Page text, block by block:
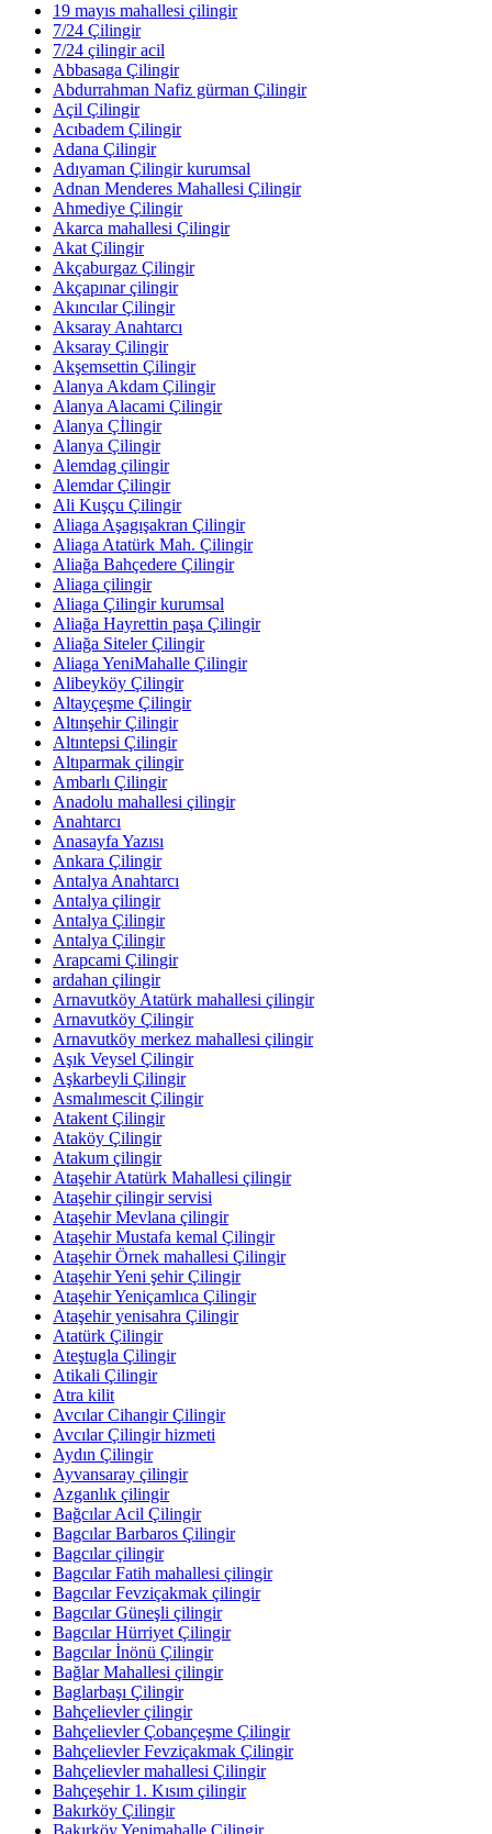
19 mayıs mahallesi çilingir
7/24 Çilingir
7/24 çilingir acil
Abbasaga Çilingir
Abdurrahman Nafiz gürman Çilingir
Açil Çilingir
Acıbadem Çilingir
Adana Çilingir
Adıyaman Çilingir kurumsal
Adnan Menderes Mahallesi Çilingir
Ahmediye Çilingir
Akarca mahallesi Çilingir
Akat Çilingir
Akçaburgaz Çilingir
Akçapınar çilingir
Akıncılar Çilingir
Aksaray Anahtarcı
Aksaray Çilingir
Akşemsettin Çilingir
Alanya Akdam Çilingir
Alanya Alacami Çilingir
Alanya Çİlingir
Alanya Çilingir
Alemdag çilingir
Alemdar Çilingir
Ali Kuşçu Çilingir
Aliaga Aşagışakran Çilingir
Aliaga Atatürk Mah. Çilingir
Aliağa Bahçedere Çilingir
Aliaga çilingir
Aliaga Çilingir kurumsal
Aliağa Hayrettin paşa Çilingir
Aliağa Siteler Çilingir
Aliaga YeniMahalle Çilingir
Alibeyköy Çilingir
Altayçeşme Çilingir
Altınşehir Çilingir
Altıntepsi Çilingir
Altıparmak çilingir
Ambarlı Çilingir
Anadolu mahallesi çilingir
Anahtarcı
Anasayfa Yazısı
Ankara Çilingir
Antalya Anahtarcı
Antalya çilingir
Antalya Çilingir
Antalya Çilingir
Arapcami Çilingir
ardahan çilingir
Arnavutköy Atatürk mahallesi çilingir
Arnavutköy Çilingir
Arnavutköy merkez mahallesi çilingir
Aşık Veysel Çilingir
Aşkarbeyli Çilingir
Asmalımescit Çilingir
Atakent Çilingir
Ataköy Çilingir
Atakum çilingir
Ataşehir Atatürk Mahallesi çilingir
Ataşehir çilingir servisi
Ataşehir Mevlana çilingir
Ataşehir Mustafa kemal Çilingir
Ataşehir Örnek mahallesi Çilingir
Ataşehir Yeni şehir Çilingir
Ataşehir Yeniçamlıca Çilingir
Ataşehir yenisahra Çilingir
Atatürk Çilingir
Ateştugla Çilingir
Atikali Çilingir
Atra kilit
Avcılar Cihangir Çilingir
Avcılar Çilingir hizmeti
Aydın Çilingir
Ayvansaray çilingir
Azganlık çilingir
Bağcılar Acil Çilingir
Bagcılar Barbaros Çilingir
Bagcılar çilingir
Bagcılar Fatih mahallesi çilingir
Bagcılar Fevziçakmak çilingir
Bagcılar Güneşli çilingir
Bagcılar Hürriyet Çilingir
Bagcılar İnönü Çilingir
Bağlar Mahallesi çilingir
Baglarbaşı Çilingir
Bahçelievler çilingir
Bahçelievler Çobançeşme Çilingir
Bahçelievler Fevziçakmak Çilingir
Bahçelievler mahallesi Çilingir
Bahçeşehir 1. Kısım çilingir
Bakırköy Çilingir
Bakırköy Yenimahalle Çilingir